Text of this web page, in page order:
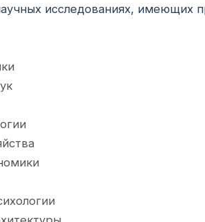
исследованиях, имеющих